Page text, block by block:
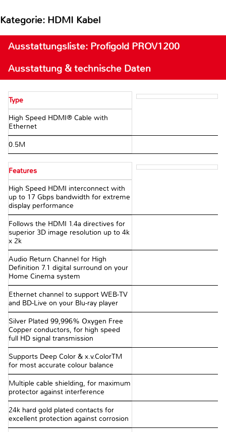
Kategorie: HDMI Kabel
Ausstattungsliste: Profigold PROV1200
Ausstattung & technische Daten
Type
High Speed HDMI® Cable with
Ethernet
0.5M
Features
High Speed HDMI interconnect with
up to 17 Gbps bandwidth for extreme
display performance
Follows the HDMI 1.4a directives for
superior 3D image resolution up to 4k
x 2k
Audio Return Channel for High
Definition 7.1 digital surround on your
Home Cinema system
Ethernet channel to support WEB-TV
and BD-Live on your Blu-ray player
Silver Plated 99,996% Oxygen Free
Copper conductors, for high speed
full HD signal transmission
Supports Deep Color & x.v.ColorTM
for most accurate colour balance
Multiple cable shielding, for maximum
protector against interference
24k hard gold plated contacts for
excellent protection against corrosion